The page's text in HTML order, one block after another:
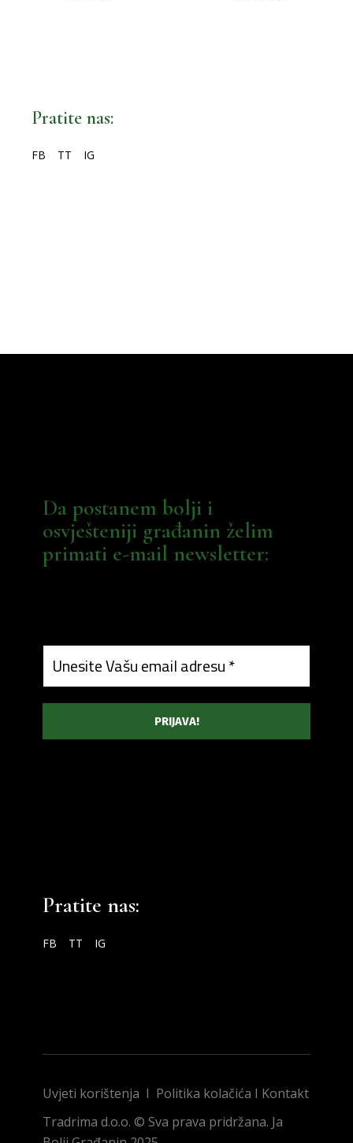
Pratite nas:
FB TT IG
Da postanem bolji i
osvješteniji građanin želim
primati e-mail newsletter:
Pratite nas:
FB TT IG
Uvjeti korištenja I Politika kolačića I Kontakt
Tradrima d.o.o. © Sva prava pridržana. Ja